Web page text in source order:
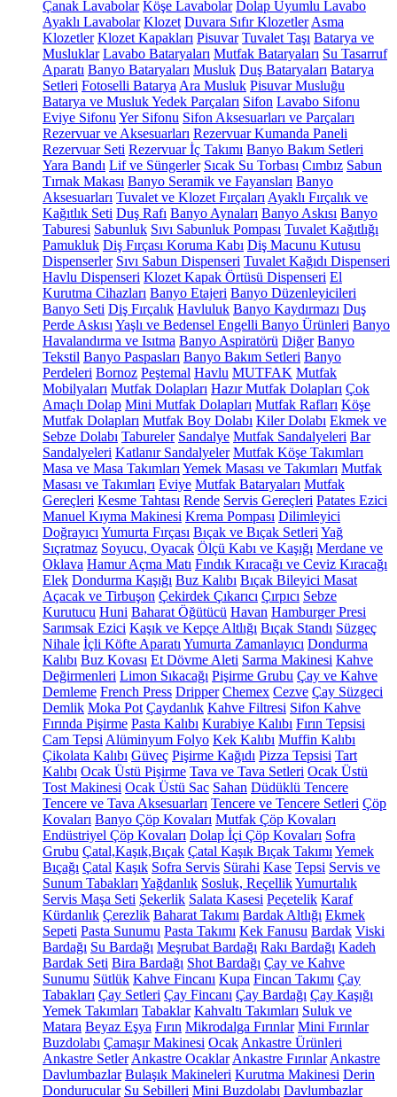
Çanak Lavabolar Köşe Lavabolar Dolap Uyumlu Lavabo
Ayaklı Lavabolar Klozet Duvara Sıfır Klozetler Asma
Klozetler Klozet Kapakları Pisuvar Tuvalet Taşı Batarya ve
Musluklar Lavabo Bataryaları Mutfak Bataryaları Su Tasarruf
Aparatı Banyo Bataryaları Musluk Duş Bataryaları Batarya
Setleri Fotoselli Batarya Ara Musluk Pisuvar Musluğu
Batarya ve Musluk Yedek Parçaları Sifon Lavabo Sifonu
Eviye Sifonu Yer Sifonu Sifon Aksesuarları ve Parçaları
Rezervuar ve Aksesuarları Rezervuar Kumanda Paneli
Rezervuar Seti Rezervuar İç Takımı Banyo Bakım Setleri
Yara Bandı Lif ve Süngerler Sıcak Su Torbası Cımbız Sabun
Tırnak Makası Banyo Seramik ve Fayansları Banyo
Aksesuarları Tuvalet ve Klozet Fırçaları Ayaklı Fırçalık ve
Kağıtlık Seti Duş Rafı Banyo Aynaları Banyo Askısı Banyo
Taburesi Sabunluk Sıvı Sabunluk Pompası Tuvalet Kağıtlığı
Pamukluk Diş Fırçası Koruma Kabı Diş Macunu Kutusu
Dispenserler Sıvı Sabun Dispenseri Tuvalet Kağıdı Dispenseri
Havlu Dispenseri Klozet Kapak Örtüsü Dispenseri El
Kurutma Cihazları Banyo Etajeri Banyo Düzenleyicileri
Banyo Seti Diş Fırçalık Havluluk Banyo Kaydırmazı Duş
Perde Askısı Yaşlı ve Bedensel Engelli Banyo Ürünleri Banyo
Havalandırma ve Isıtma Banyo Aspiratörü Diğer Banyo
Tekstil Banyo Paspasları Banyo Bakım Setleri Banyo
Perdeleri Bornoz Peştemal Havlu MUTFAK Mutfak
Mobilyaları Mutfak Dolapları Hazır Mutfak Dolapları Çok
Amaçlı Dolap Mini Mutfak Dolapları Mutfak Rafları Köşe
Mutfak Dolapları Mutfak Boy Dolabı Kiler Dolabı Ekmek ve
Sebze Dolabı Tabureler Sandalye Mutfak Sandalyeleri Bar
Sandalyeleri Katlanır Sandalyeler Mutfak Köşe Takımları
Masa ve Masa Takımları Yemek Masası ve Takımları Mutfak
Masası ve Takımları Eviye Mutfak Bataryaları Mutfak
Gereçleri Kesme Tahtası Rende Servis Gereçleri Patates Ezici
Manuel Kıyma Makinesi Krema Pompası Dilimleyici
Doğrayıcı Yumurta Fırçası Bıçak ve Bıçak Setleri Yağ
Sıçratmaz Soyucu, Oyacak Ölçü Kabı ve Kaşığı Merdane ve
Oklava Hamur Açma Matı Fındık Kıracağı ve Ceviz Kıracağı
Elek Dondurma Kaşığı Buz Kalıbı Bıçak Bileyici Masat
Açacak ve Tirbuşon Çekirdek Çıkarıcı Çırpıcı Sebze
Kurutucu Huni Baharat Öğütücü Havan Hamburger Presi
Sarımsak Ezici Kaşık ve Kepçe Altlığı Bıçak Standı Süzgeç
Nihale İçli Köfte Aparatı Yumurta Zamanlayıcı Dondurma
Kalıbı Buz Kovası Et Dövme Aleti Sarma Makinesi Kahve
Değirmenleri Limon Sıkacağı Pişirme Grubu Çay ve Kahve
Demleme French Press Dripper Chemex Cezve Çay Süzgeci
Demlik Moka Pot Çaydanlık Kahve Filtresi Sifon Kahve
Fırında Pişirme Pasta Kalıbı Kurabiye Kalıbı Fırın Tepsisi
Cam Tepsi Alüminyum Folyo Kek Kalıbı Muffin Kalıbı
Çikolata Kalıbı Güveç Pişirme Kağıdı Pizza Tepsisi Tart
Kalıbı Ocak Üstü Pişirme Tava ve Tava Setleri Ocak Üstü
Tost Makinesi Ocak Üstü Sac Sahan Düdüklü Tencere
Tencere ve Tava Aksesuarları Tencere ve Tencere Setleri Çöp
Kovaları Banyo Çöp Kovaları Mutfak Çöp Kovaları
Endüstriyel Çöp Kovaları Dolap İçi Çöp Kovaları Sofra
Grubu Çatal,Kaşık,Bıçak Çatal Kaşık Bıçak Takımı Yemek
Bıçağı Çatal Kaşık Sofra Servis Sürahi Kase Tepsi Servis ve
Sunum Tabakları Yağdanlık Sosluk, ReçellikYumurtalık
Servis Maşa Seti Şekerlik Salata Kasesi Peçetelik Karaf
Kürdanlık Çerezlik Baharat Takımı Bardak Altlığı Ekmek
Sepeti Pasta Sunumu Pasta Takımı Kek Fanusu Bardak Viski
Bardağı Su Bardağı Meşrubat Bardağı Rakı Bardağı Kadeh
Bardak Seti Bira Bardağı Shot Bardağı Çay ve Kahve
Sunumu Sütlük Kahve Fincanı Kupa Fincan Takımı Çay
Tabakları Çay Setleri Çay Fincanı Çay Bardağı Çay Kaşığı
Yemek Takımları Tabaklar Kahvaltı Takımları Suluk ve
Matara Beyaz Eşya Fırın Mikrodalga Fırınlar Mini Fırınlar
Buzdolabı Çamaşır Makinesi Ocak Ankastre Ürünleri
Ankastre Setler Ankastre Ocaklar Ankastre Fırınlar Ankastre
Davlumbazlar Bulaşık Makineleri Kurutma Makinesi Derin
Dondurucular Su Sebilleri Mini Buzdolabı Davlumbazlar